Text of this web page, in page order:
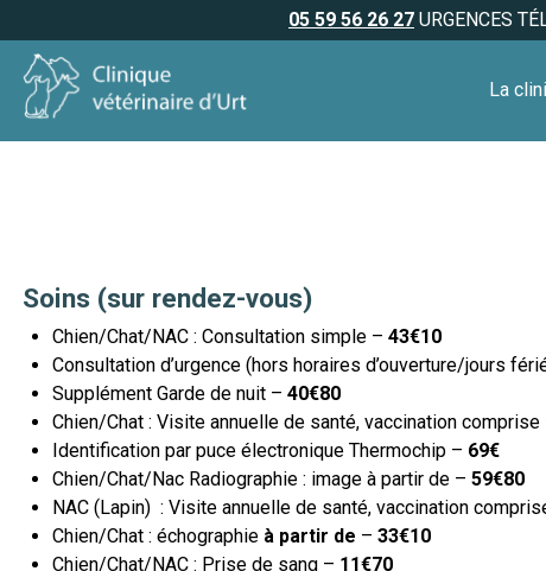
05 59 56 26 27 URGENCES
La
Soins (sur rendez-vous)
Chien/Chat/NAC : Consultation simple – 43€10
Consultation d’urgence (hors horaires d’ouverture/jours
Supplément Garde de nuit – 40€80
Chien/Chat : Visite annuelle de santé, vaccination comprise
Identification par puce électronique Thermochip – 69€
Chien/Chat/Nac Radiographie : image à partir de – 59€80
NAC (Lapin) : Visite annuelle de santé, vaccination
Chien/Chat : échographie à partir de – 33€10
Chien/Chat/NAC : Prise de sang – 11€70